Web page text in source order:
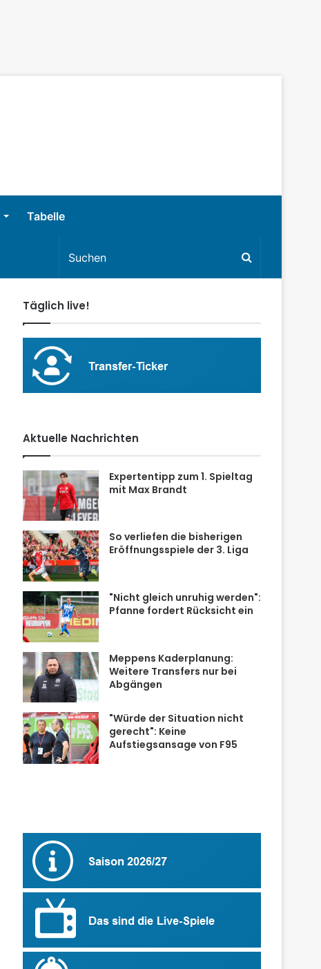
Tabelle
Täglich live!
Aktuelle Nachrichten
Expertentipp zum 1. Spieltag
mit Max Brandt
So verliefen die bisherigen
Eröffnungsspiele der 3. Liga
"Nicht gleich unruhig werden":
Pfanne fordert Rücksicht ein
Meppens Kaderplanung:
Weitere Transfers nur bei
Abgängen
"Würde der Situation nicht
gerecht": Keine
Aufstiegsansage von F95